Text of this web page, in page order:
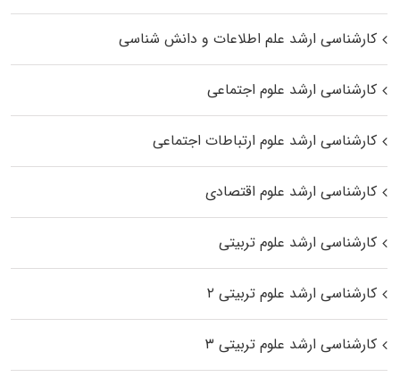
کارشناسی ارشد علم اطلاعات و دانش شناسی
کارشناسی ارشد علوم اجتماعی
کارشناسی ارشد علوم ارتباطات اجتماعی
کارشناسی ارشد علوم اقتصادی
کارشناسی ارشد علوم تربیتی
کارشناسی ارشد علوم تربیتی ۲
کارشناسی ارشد علوم تربیتی ۳